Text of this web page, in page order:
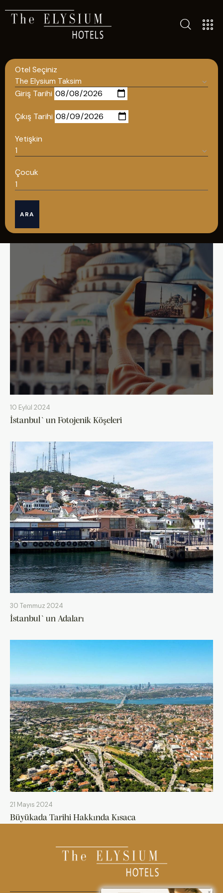
Otel Seçiniz
Giriş Tarihi
Çıkış Tarihi
Yetişkin
Çocuk
ARA
10 Eylül 2024
İstanbul`un Fotojenik Köşeleri
30 Temmuz 2024
İstanbul`un Adaları
21 Mayıs 2024
Büyükada Tarihi Hakkında Kısaca
TÜM OTELLERIMIZ
POLITIKALAR
GIZLILIK POLITIKASI
Türkçe
08502421818
REZERVASYON